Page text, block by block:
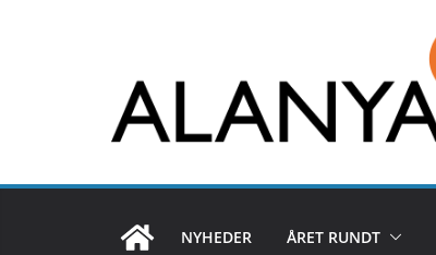
NYHEDER ÅRET RUNDT